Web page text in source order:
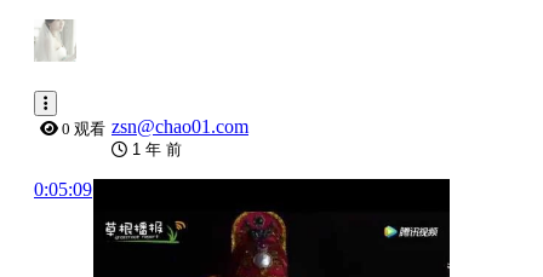
0 观看 zsn@chao01.com
1 年 前
0:05:09